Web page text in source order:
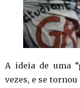
A ideia de uma
vezes, e se